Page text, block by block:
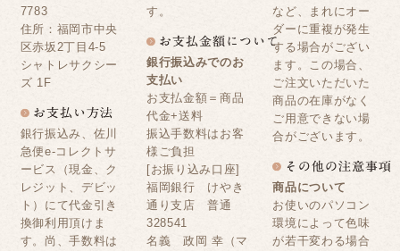
7783
住所：福岡市中央
区赤坂2丁目4-5
シャトレサクシー
ズ 1F
銀行振込み、佐川
急便e-コレクトサ
ービス（現金、ク
レジット、デビッ
ト）にて代金引き
換御利用頂けま
す。尚、手数料は
す。
銀行振込みでのお
支払い
お支払金額＝商品
代金+送料
振込手数料はお客
様ご負担
[お振り込み口座]
福岡銀行 けやき
通り支店 普通
328541
名義 政岡 幸（マ
など、まれにオー
ダーに重複が発生
する場合がござい
ます。この場合、
ご注文いただいた
商品の在庫がなく
ご用意できない場
合がございます。
商品について
お使いのパソコン
環境によって色味
が若干変わる場合